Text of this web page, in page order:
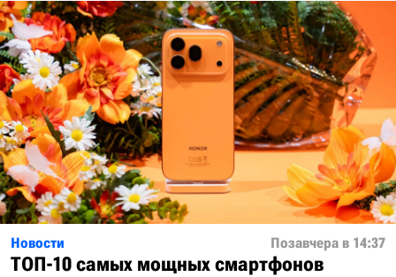
Новости Позавчера в 14:37
ТОП-10 самых мощных смартфонов